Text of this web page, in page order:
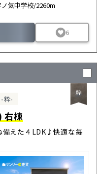
気中学校/2260m
6
-粋-
右棟
備えた４LDK♪快適な毎